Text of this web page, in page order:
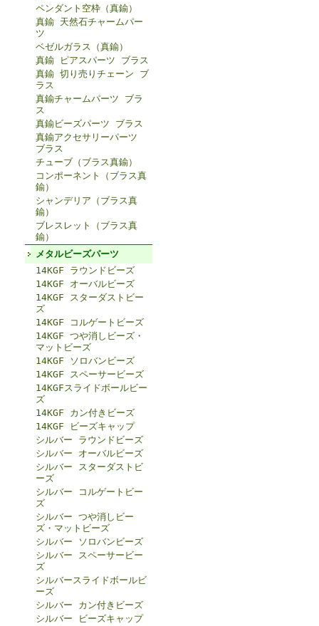
ペンダント空枠（真鍮）
真鍮 天然石チャームパー
ツ
ベゼルガラス（真鍮）
真鍮 ピアスパーツ ブラス
真鍮 切り売りチェーン ブ
ラス
真鍮チャームパーツ ブラ
ス
真鍮ビーズパーツ ブラス
真鍮アクセサリーパーツ
ブラス
チューブ（ブラス真鍮）
コンポーネント（ブラス真
鍮）
シャンデリア（ブラス真
鍮）
ブレスレット（ブラス真
鍮）
メタルビーズパーツ
14KGF ラウンドビーズ
14KGF オーバルビーズ
14KGF スターダストビー
ズ
14KGF コルゲートビーズ
14KGF つや消しビーズ・
マットビーズ
14KGF ソロバンビーズ
14KGF スペーサービーズ
14KGFスライドボールビー
ズ
14KGF カン付きビーズ
14KGF ビーズキャップ
シルバー ラウンドビーズ
シルバー オーバルビーズ
シルバー スターダストビ
ーズ
シルバー コルゲートビー
ズ
シルバー つや消しビー
ズ・マットビーズ
シルバー ソロバンビーズ
シルバー スペーサービー
ズ
シルバースライドボールビ
ーズ
シルバー カン付きビーズ
シルバー ビーズキャップ